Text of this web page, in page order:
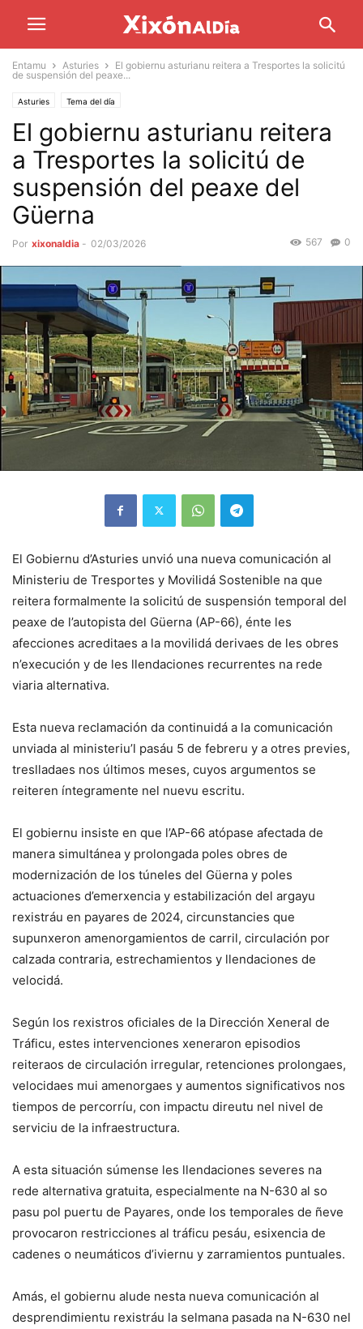
Entamu Asturies
El gobiernu asturianu reitera a Tresportes la solicitú
de suspensión del peaxe...
Asturies Tema del día
El gobiernu asturianu reitera
a Tresportes la solicitú de
suspensión del peaxe del
Güerna
Por xixonaldia - 02/03/2026 0
567
El Gobiernu d’Asturies unvió una nueva comunicación al
Ministeriu de Tresportes y Movilidá Sostenible na que
reitera formalmente la solicitú de suspensión temporal del
peaxe de l’autopista del Güerna (AP-66), énte les
afecciones acreditaes a la movilidá derivaes de les obres
n’execución y de les llendaciones recurrentes na rede
viaria alternativa.
Esta nueva reclamación da continuidá a la comunicación
unviada al ministeriu’l pasáu 5 de febreru y a otres previes,
treslladaes nos últimos meses, cuyos argumentos se
reiteren íntegramente nel nuevu escritu.
El gobiernu insiste en que l’AP-66 atópase afectada de
manera simultánea y prolongada poles obres de
modernización de los túneles del Güerna y poles
actuaciones d’emerxencia y estabilización del argayu
rexistráu en payares de 2024, circunstancies que
supunxeron amenorgamientos de carril, circulación por
calzada contraria, estrechamientos y llendaciones de
velocidá.
Según los rexistros oficiales de la Dirección Xeneral de
Tráficu, estes intervenciones xeneraron episodios
reiteraos de circulación irregular, retenciones prolongaes,
velocidaes mui amenorgaes y aumentos significativos nos
tiempos de percorríu, con impactu direutu nel nivel de
serviciu de la infraestructura.
A esta situación súmense les llendaciones severes na
rede alternativa gratuita, especialmente na N-630 al so
pasu pol puertu de Payares, onde los temporales de ñeve
provocaron restricciones al tráficu pesáu, esixencia de
cadenes o neumáticos d’iviernu y zarramientos puntuales.
Amás, el gobiernu alude nesta nueva comunicación al
desprendimientu rexistráu la selmana pasada na N-630 nel